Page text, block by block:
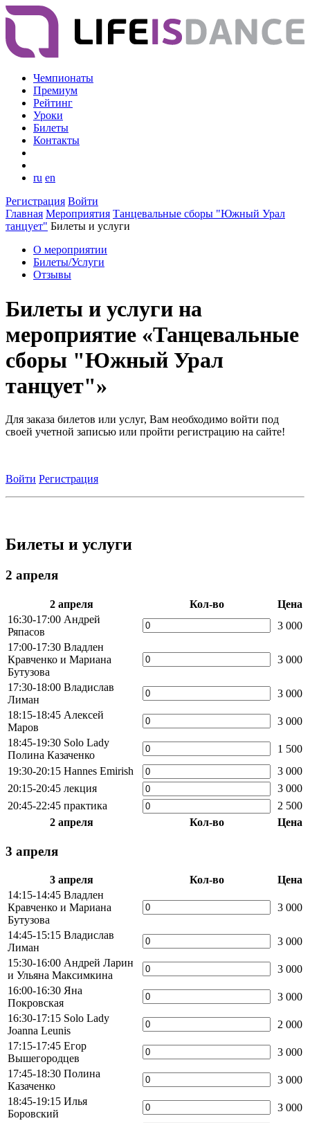
Чемпионаты
Премиум
Рейтинг
Уроки
Билеты
Контакты
ru en
Регистрация Войти
Главная Мероприятия Танцевальные сборы "Южный Урал
танцует" Билеты и услуги
О мероприятии
Билеты/Услуги
Отзывы
Билеты и услуги на
мероприятие «Танцевальные
сборы "Южный Урал
танцует"»
Для заказа билетов или услуг, Вам необходимо войти под
своей учетной записью или пройти регистрацию на сайте!
Войти Регистрация
Билеты и услуги
2 апреля
2 апреля Кол-во
Цена
16:30-17:00 Андрей
Ряпасов
3 000
17:00-17:30 Владлен
Кравченко и Мариана
Бутузова
3 000
17:30-18:00 Владислав
Лиман
3 000
18:15-18:45 Алексей
Маров
3 000
18:45-19:30 Solo Lady
Полина Казаченко
1 500
19:30-20:15 Hannes Emirish
3 000
20:15-20:45 лекция
3 000
20:45-22:45 практика
2 500
2 апреля
Кол-во Цена
3 апреля
3 апреля Кол-во
Цена
14:15-14:45 Владлен
Кравченко и Мариана
Бутузова
3 000
14:45-15:15 Владислав
Лиман
3 000
15:30-16:00 Андрей Ларин
и Ульяна Максимкина
3 000
16:00-16:30 Яна
Покровская
3 000
16:30-17:15 Solo Lady
Joanna Leunis
2 000
17:15-17:45 Егор
Вышегородцев
3 000
17:45-18:30 Полина
Казаченко
3 000
18:45-19:15 Илья
Боровский
3 000